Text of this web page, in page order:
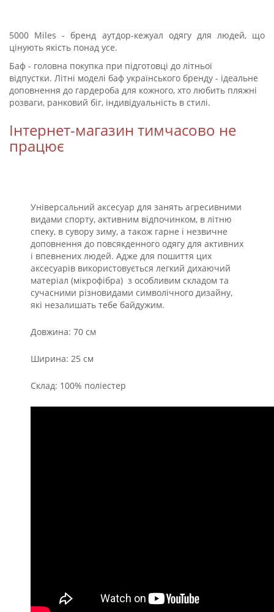
5000 Miles - бренд аутдор-кежуал одягу для людей, що
цінують якість понад усе.
Баф - головна покупка при підготовці до літньої
відпустки. Літні моделі баф українського бренду - ідеальне
доповнення до гардероба для кожного, хто любить пляжні
розваги, ранковий біг, індивідуальність в стилі.
Інтернет-магазин тимчасово не
працює
Універсальний аксесуар для занять агресивними
видами спорту, активним відпочинком, в літню
спеку, в сувору зиму, а також гарне і незвичне
доповнення до повсякденного одягу для активних
і впевнених людей. Адже для пошиття цих
аксесуарів використовується легкий дихаючий
матеріал (мікрофібра) з особливим складом та
сучасними різновидами символічного дизайну,
які незалишать тебе байдужим.
Довжина: 70 см
Ширина: 25 см
Склад: 100% поліестер